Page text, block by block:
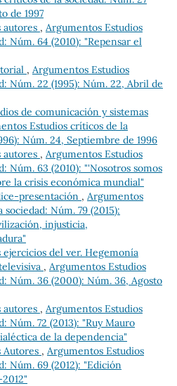
de 1997
autores , Argumentos Estudios
Núm. 64 (2010): "Repensar el
, Argumentos Estudios
Núm. 22 (1995): Núm. 22, Abril de
de comunicación y sistemas
Estudios críticos de la
Núm. 24, Septiembre de 1996
autores , Argumentos Estudios
Núm. 63 (2010): "'Nosotros somos
la crisis económica mundial"
presentación , Argumentos
Núm. 79 (2015):
injusticia,
ejercicios del ver. Hegemonía
, Argumentos Estudios
Núm. 36 (2000): Núm. 36, Agosto
autores , Argumentos Estudios
Núm. 72 (2013): "Ruy Mauro
de la dependencia"
Autores , Argumentos Estudios
Núm. 69 (2012): "Edición